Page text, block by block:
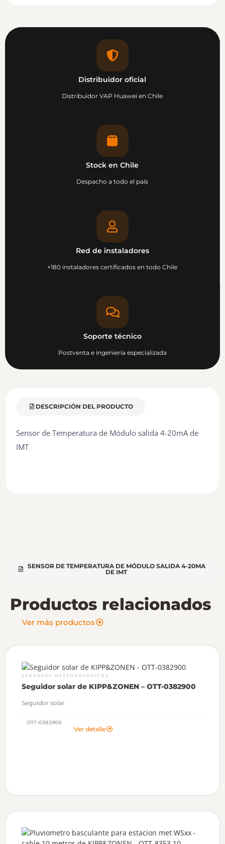
Distribuidor oficial
Distribuidor VAP Huawei en Chile
Stock en Chile
Despacho a todo el país
Red de instaladores
+180 instaladores certificados en todo Chile
Soporte técnico
Postventa e ingeniería especializada
DESCRIPCIÓN DEL PRODUCTO
Sensor de Temperatura de Módulo salida 4-20mA de
IMT
SENSOR DE TEMPERATURA DE MÓDULO SALIDA 4-20MA
DE IMT
Productos relacionados
Ver más productos
SENSORES METEOROLÓGICOS
Seguidor solar de KIPP&ZONEN – OTT-0382900
Seguidor solar
OTT-0382900
Ver detalle